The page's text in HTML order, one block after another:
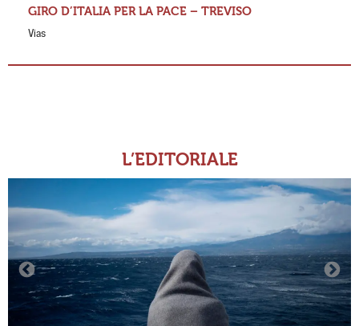
GIRO D’ITALIA PER LA PACE – TREVISO
Vias
L’EDITORIALE